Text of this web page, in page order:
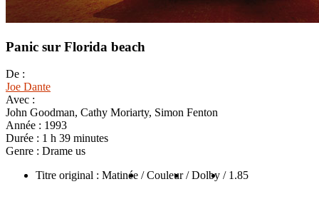
Panic sur Florida beach
De :
Joe Dante
Avec :
John Goodman, Cathy Moriarty, Simon Fenton
Année : 1993
Durée : 1 h 39 minutes
Genre : Drame us
Titre original : Matinée / Couleur / Dolby / 1.85